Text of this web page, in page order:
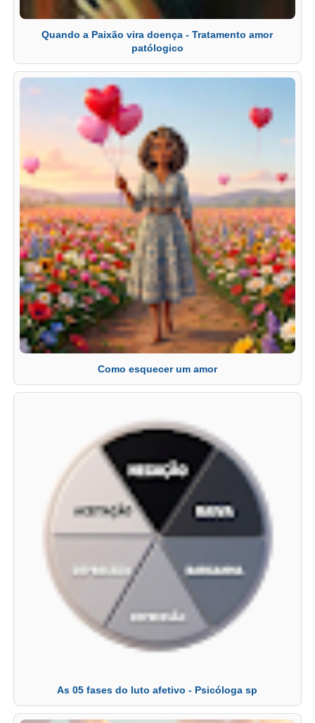
Quando a Paixão vira doença - Tratamento amor
patólogico
Como esquecer um amor
As 05 fases do luto afetivo - Psicóloga sp